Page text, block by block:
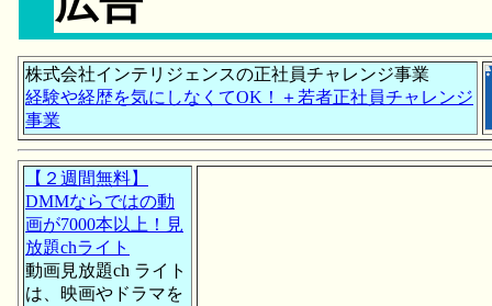
株式会社インテリジェンスの正社員チャレンジ事業
経験や経歴を気にしなくてOK！＋若者正社員チャレンジ
事業
【２週間無料】
DMMならではの動
画が7000本以上！見
放題chライト
動画見放題ch ライト
は、映画やドラマを